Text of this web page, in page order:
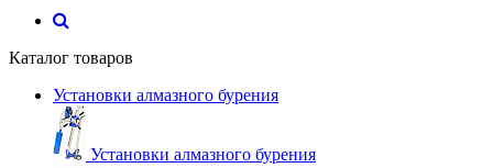
Каталог товаров
Установки алмазного бурения
Установки алмазного бурения